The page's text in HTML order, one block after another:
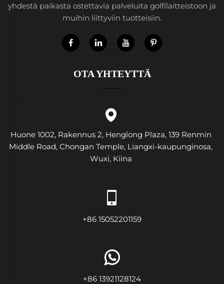
yhdestä paikasta ostettavia palveluita golfilaitteistoon ja
muihin liittyviin tuotteisiin.
OTA YHTEYTTÄ
Huone 1002, Rakennus 2, Henglong Plaza, 139 Renmin
Middle Road, Chongan Temple, Liangxi-kaupunginosa,
Wuxi, Kiina
+86 15052201159
+86 13921128124